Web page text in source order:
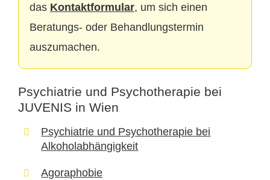
das Kontaktformular, um sich einen
Beratungs- oder Behandlungstermin
auszumachen.
Psychiatrie und Psychotherapie bei
JUVENIS in Wien
Psychiatrie und Psychotherapie bei
Alkoholabhängigkeit
Agoraphobie